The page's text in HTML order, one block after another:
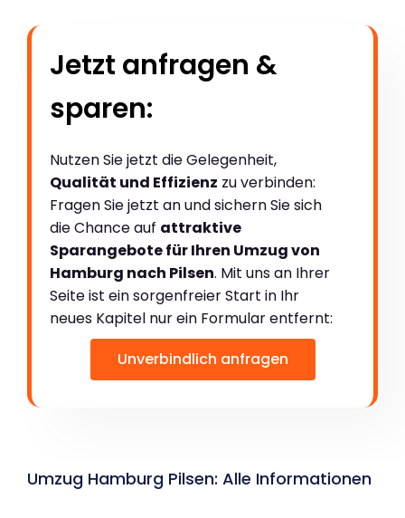
Jetzt anfragen &
sparen:
Nutzen Sie jetzt die Gelegenheit,
Qualität und Effizienz zu verbinden:
Fragen Sie jetzt an und sichern Sie sich
die Chance auf attraktive
Sparangebote für Ihren Umzug von
Hamburg nach Pilsen. Mit uns an Ihrer
Seite ist ein sorgenfreier Start in Ihr
neues Kapitel nur ein Formular entfernt:
Unverbindlich anfragen
Umzug Hamburg Pilsen: Alle Informationen